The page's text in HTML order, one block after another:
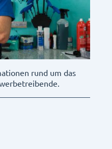
rund um das